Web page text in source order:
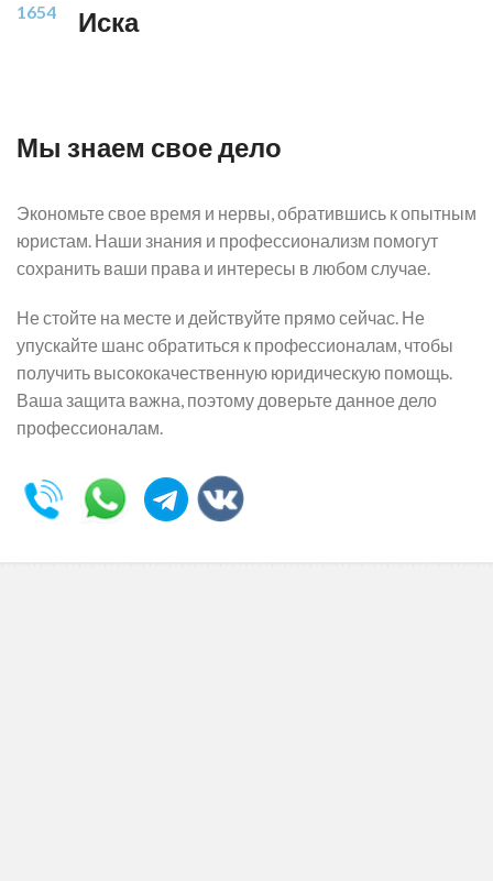
1654 Иска
Мы знаем свое дело
Экономьте свое время и нервы, обратившись к опытным
юристам. Наши знания и профессионализм помогут
сохранить ваши права и интересы в любом случае.
Не стойте на месте и действуйте прямо сейчас. Не
упускайте шанс обратиться к профессионалам, чтобы
получить высококачественную юридическую помощь.
Ваша защита важна, поэтому доверьте данное дело
профессионалам.